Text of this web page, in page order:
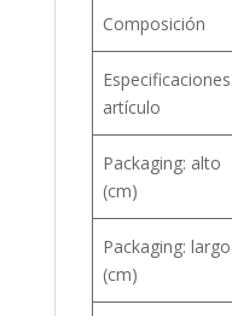
Composición
Especificaciones
artículo
Packaging: alto
(cm)
Packaging: largo
(cm)